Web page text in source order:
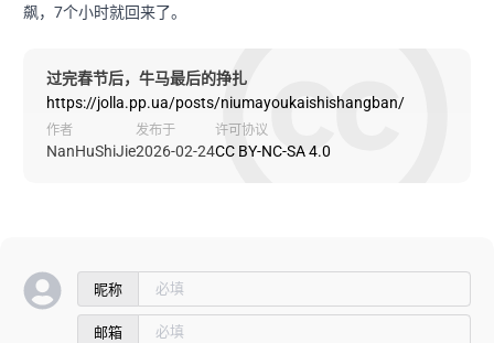
飙，7个小时就回来了。
过完春节后，牛马最后的挣扎
https://jolla.pp.ua/posts/niumayoukaishishangban/
作者
NanHuShiJie
发布于
2026-02-24
许可协议
CC BY-NC-SA 4.0
昵称
邮箱